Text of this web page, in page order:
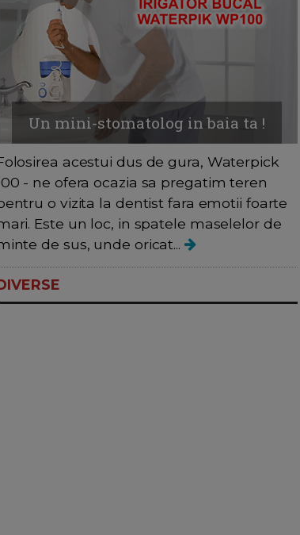
Un mini-stomatolog in baia ta !
acestui dus de gura, Waterpick
- ne ofera ocazia sa pregatim teren
o vizita la dentist fara emotii foarte
Este un loc, in spatele maselelor de
de sus, unde oricat...